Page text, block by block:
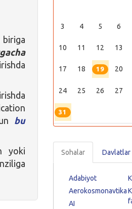
bu
yoki
3 4 5 6
10 11 12 13
17 18 19 20
24 25 26 27
31
Sohalar Davlatlar
Adabiyot
Aerokosmonavtika
AI